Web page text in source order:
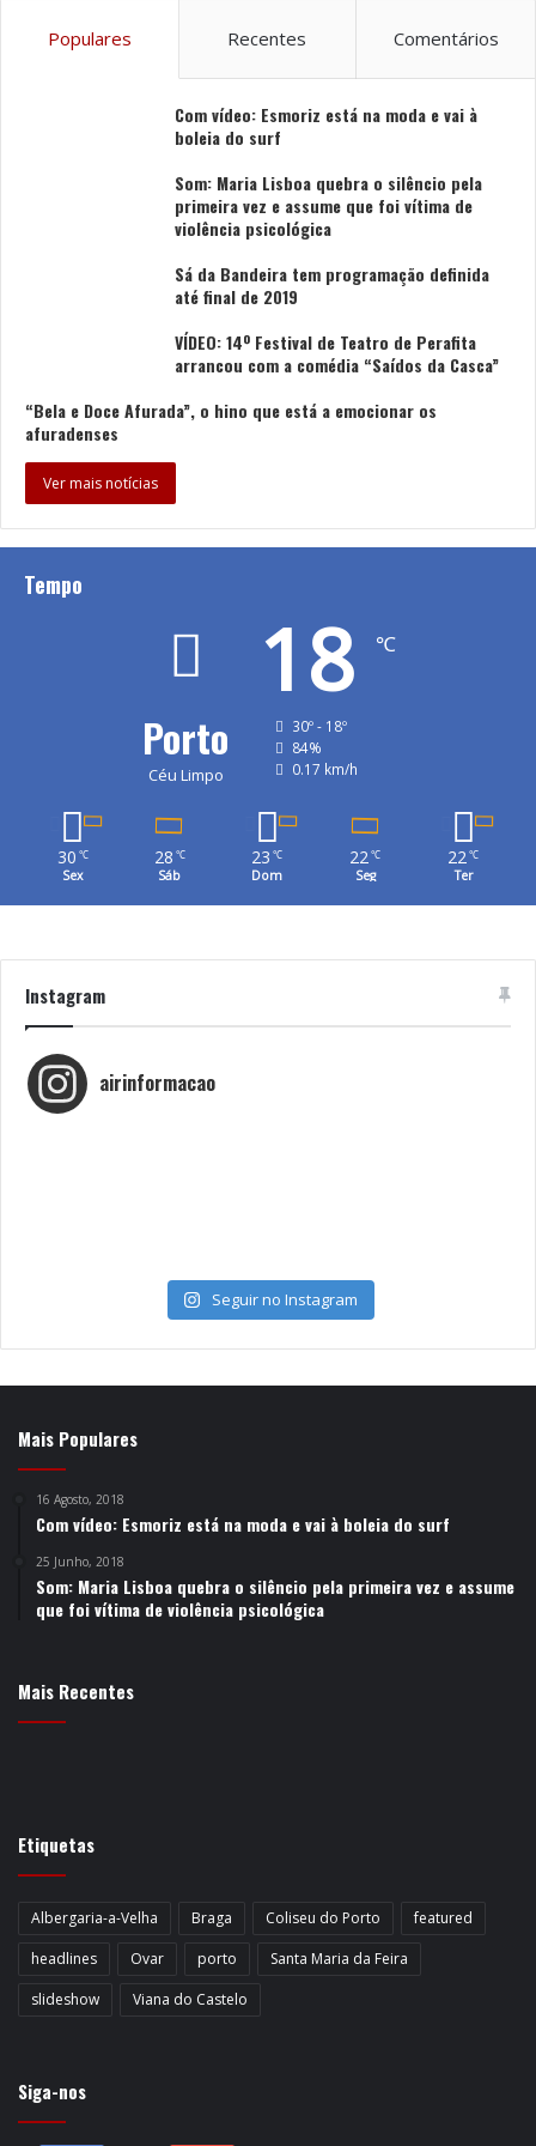
No que toca ao Património Cultural, o município
pretende apoiar projetos e iniciativas: inventariação,
divulgação e animação do património; proteção,
conservação, valorização e promoção do património
histórico e cultural com elevado interesse cultural e
turístico; musealização e dinamização de espaços
interpretativos culturais, núcleos museológicos e
museus; apoio a eventos associados à valorização do
património, à cultura e a bens culturais; divulgação e
integração na promoção institucional do município de
iniciativas e eventos culturais de ações e projetos no
Foto: DR
Populares Recentes Comentários
Com vídeo: Esmoriz está na moda e vai à
boleia do surf
Som: Maria Lisboa quebra o silêncio pela
primeira vez e assume que foi vítima de
violência psicológica
Sá da Bandeira tem programação definida
até final de 2019
VÍDEO: 14º Festival de Teatro de Perafita
arrancou com a comédia “Saídos da Casca”
“Bela e Doce Afurada”, o hino que está a emocionar os
afuradenses
Ver mais notícias
Tempo
Porto
Céu Limpo
18 ℃
30º - 18º
84%
0.17 km/h
30 ℃
Sex
28 ℃
Sáb
23 ℃
Dom
22℃
Seg
22℃
Ter
Instagram
airinformacao
Seguir no Instagram
Mais Populares
16 Agosto, 2018
Com vídeo: Esmoriz está na moda e vai à boleia do surf
25 Junho, 2018
Som: Maria Lisboa quebra o silêncio pela primeira vez e assume
que foi vítima de violência psicológica
Mais Recentes
Etiquetas
Albergaria-a-Velha Braga Coliseu do Porto
featured
headlines
Ovar porto
Santa Maria da Feira
slideshow
Viana do Castelo
Siga-nos